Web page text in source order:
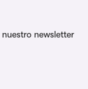
newsletter